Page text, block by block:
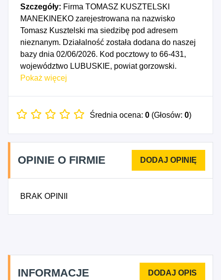
Szczegóły: Firma TOMASZ KUSZTELSKI
MANEKINEKO zarejestrowana na nazwisko
Tomasz Kusztelski ma siedzibę pod adresem
nieznanym. Działalność została dodana do naszej
bazy dnia 02/06/2026. Kod pocztowy to 66-431,
województwo LUBUSKIE, powiat gorzowski.
Numer Identyfikacji Podatkowej NIP to
544763188. Data rozpoczęcia działalności
projektów budowlanych związanych ze
wznoszeniem budynków niemieszkalnych, 6812C -
Realizacja pozostałych projektów budowlanych.
Pokaż więcej
Średnia ocena: 0 (Głosów: 0)
OPINIE O FIRMIE
BRAK OPINII
INFORMACJE